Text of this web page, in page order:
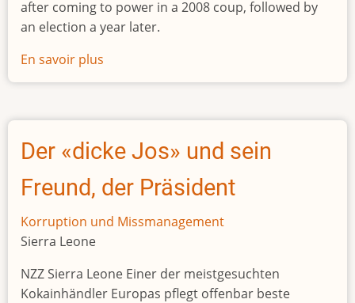
after coming to power in a 2008 coup, followed by
an election a year later.
En savoir plus
Former
president
jailed
for
15
years
following
Der «dicke Jos» und sein
Freund, der Präsident
Korruption und Missmanagement
Sierra Leone
NZZ Sierra Leone Einer der meistgesuchten
Kokainhändler Europas pflegt offenbar beste